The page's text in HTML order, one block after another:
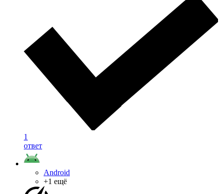
1
ответ
Android
+1 ещё